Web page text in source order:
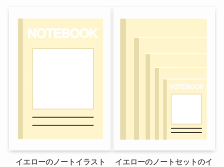
イエローのノートイラスト
イエローのノートセットのイ